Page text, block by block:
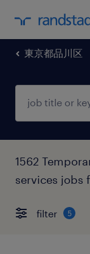
東京都品川区
1562
services jobs
filter 5